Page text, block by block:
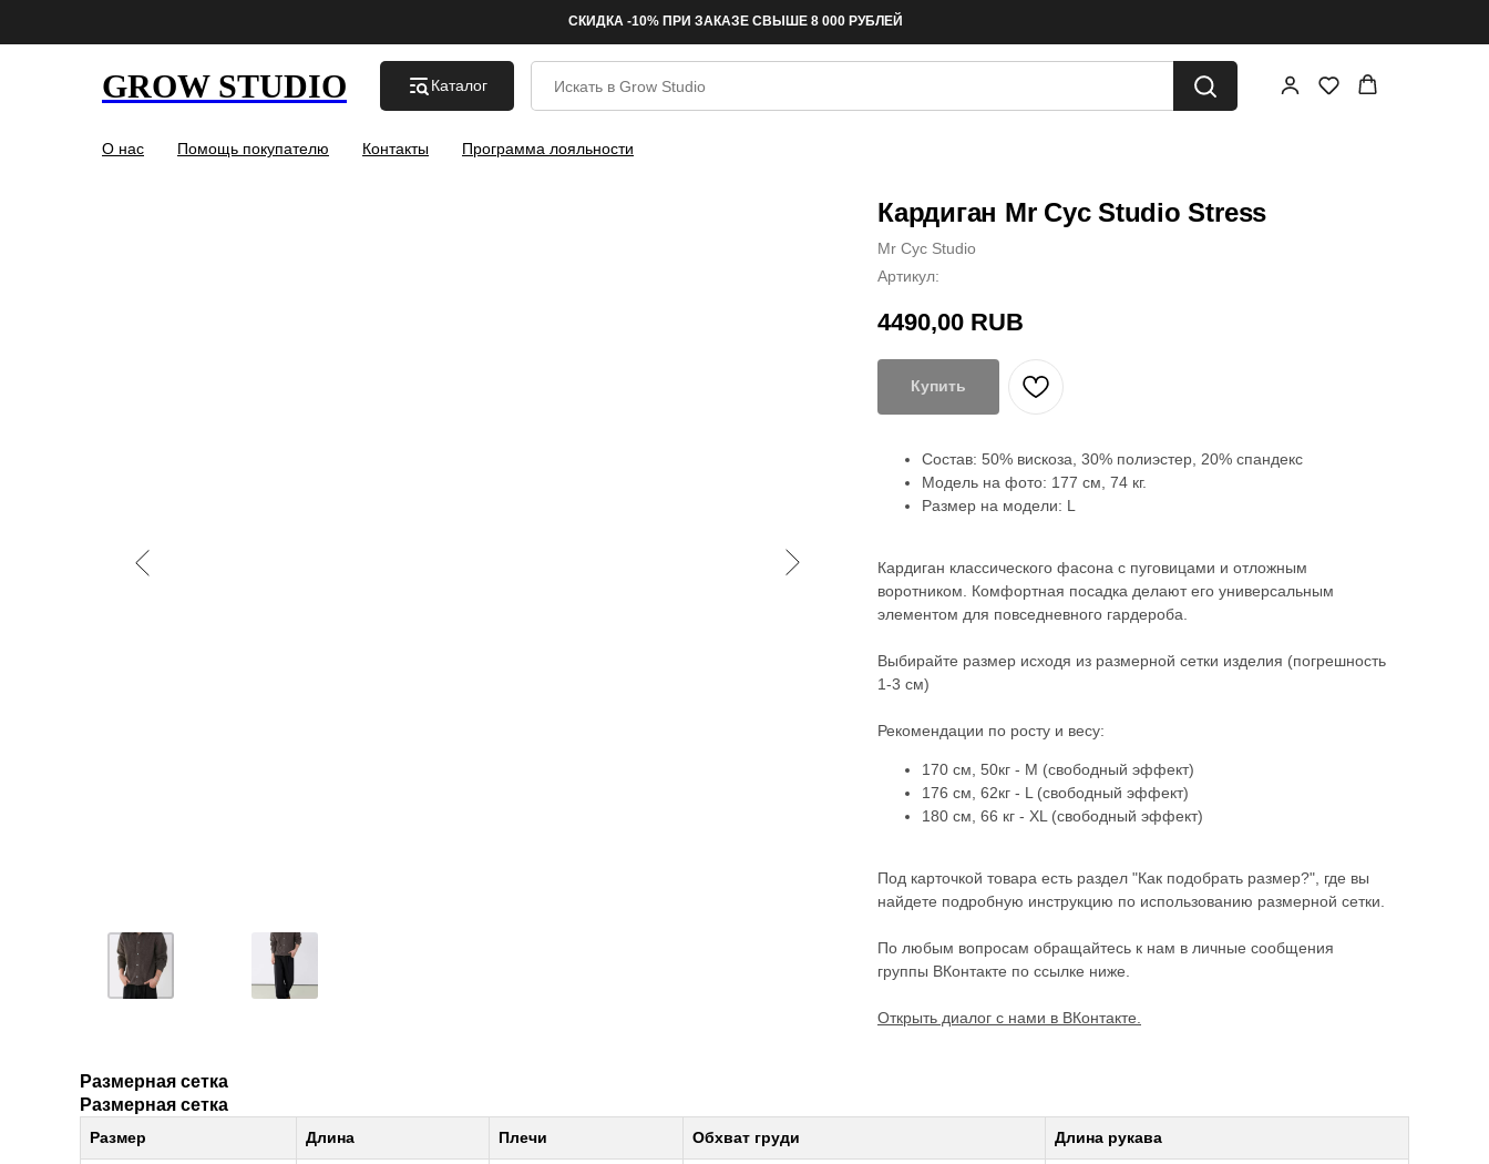
СКИДКА -10% ПРИ ЗАКАЗЕ СВЫШЕ 8 000 РУБЛЕЙ
GROW STUDIO Каталог
О нас Помощь покупателю Контакты Программа лояльности
Кардиган Mr Cyc Studio Stress
Mr Cyc Studio
Артикул:
4490,00 RUB
Купить
Состав: 50% вискоза, 30% полиэстер, 20% спандекс
Модель на фото: 177 см, 74 кг.
Размер на модели: L
Кардиган классического фасона с пуговицами и отложным
воротником. Комфортная посадка делают его универсальным
элементом для повседневного гардероба.
Выбирайте размер исходя из размерной сетки изделия (погрешность
1-3 см)
Рекомендации по росту и весу:
170 см, 50кг - М (свободный эффект)
176 см, 62кг - L (свободный эффект)
180 см, 66 кг - XL (свободный эффект)
Под карточкой товара есть раздел "Как подобрать размер?", где вы
найдете подробную инструкцию по использованию размерной сетки.
По любым вопросам обращайтесь к нам в личные сообщения
группы ВКонтакте по ссылке ниже.
Открыть диалог с нами в ВКонтакте.
Размерная сетка
Размерная сетка
Размер Длина Плечи Обхват груди Длина рукава